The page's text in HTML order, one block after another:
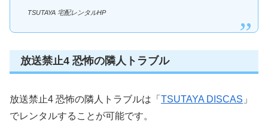
TSUTAYA 宅配レンタルHP
放送禁止4 恐怖の隣人トラブル
放送禁止4 恐怖の隣人トラブルは「 TSUTAYA DISCAS 」
でレンタルすることが可能です。